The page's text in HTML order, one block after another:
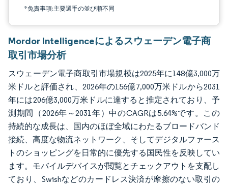
*免責事項:主要選手の並び順不同
Mordor Intelligenceによるスウェーデン電子商
取引市場分析
スウェーデン電子商取引市場規模は2025年に148億3,000万
米ドルと評価され、2026年の156億7,000万米ドルから2031
年には206億3,000万米ドルに達すると推定されており、予
測期間（2026年～2031年）中のCAGRは5.64%です。この
持続的な成長は、国内のほぼ全域にわたるブロードバンド
接続、高度な物流ネットワーク、そしてデジタルファース
トのショッピングを日常的に優先する国民性を反映してい
ます。モバイルデバイスが閲覧とチェックアウトを支配し
ており、Swishなどのカードレス決済が摩擦のない取引の